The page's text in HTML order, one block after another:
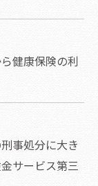
健康保険の利
事処分に大き
サービス第三